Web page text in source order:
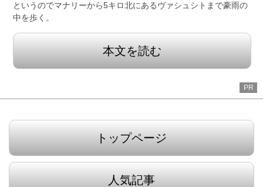
というのでマナリーから5キロ北にあるヴァシュシトまで豪雨の
中を歩く。
本文を読む
PR
トップページ
人気記事